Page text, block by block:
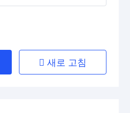
새로 고침